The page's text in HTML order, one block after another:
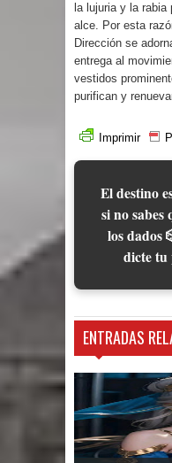
la lujuria y la
alce. Por esta
Dirección se
entrega al
vestidos
purifican y
Imprimir
El destino
si no
los dados
dicte
ENTRADAS